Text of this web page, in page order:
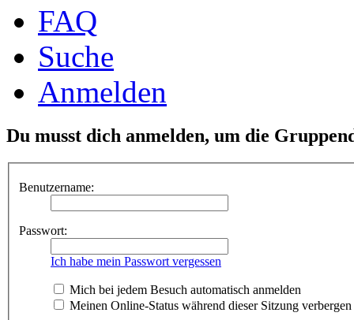
FAQ
Suche
Anmelden
Du musst dich anmelden, um die
Benutzername:
Passwort:
Ich habe mein Passwort vergessen
Mich bei jedem Besuch automatisch anmelden
Meinen Online-Status während dieser Sitzung verbergen